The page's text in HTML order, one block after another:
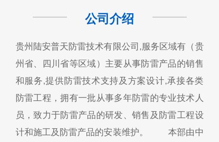
公司介绍
贵州陆安普天防雷技术有限公司,服务区域有（贵
州省、四川省等区域）主要从事防雷产品的销售
和服务,提供防雷技术支持及方案设计,承接各类
防雷工程，拥有一批从事多年防雷的专业技术人
员，致力于防雷产品的研发、销售及防雷工程设
计和施工及防雷产品的安装维护。 本部由中